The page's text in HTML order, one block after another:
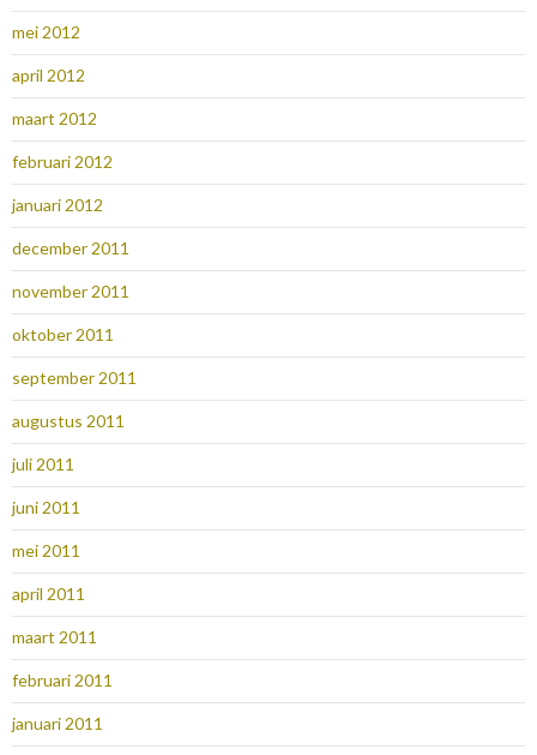
mei 2012
april 2012
maart 2012
februari 2012
januari 2012
december 2011
november 2011
oktober 2011
september 2011
augustus 2011
juli 2011
juni 2011
mei 2011
april 2011
maart 2011
februari 2011
januari 2011